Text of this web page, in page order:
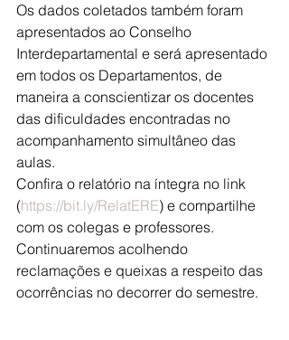
Os dados coletados também foram
apresentados ao Conselho
Interdepartamental e será apresentado
em todos os Departamentos, de
maneira a conscientizar os docentes
das dificuldades encontradas no
acompanhamento simultâneo das
aulas.
Confira o relatório na íntegra no link
(https://bit.ly/RelatERE) e compartilhe
com os colegas e professores.
Continuaremos acolhendo
reclamações e queixas a respeito das
ocorrências no decorrer do semestre.